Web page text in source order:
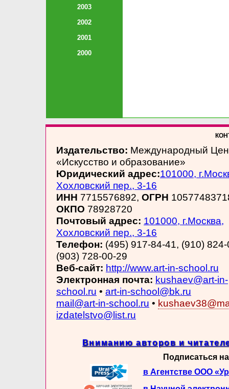
2003
2002
2001
2000
Издательство: Международный
«Искусство и образование»
Юридический адрес:101000,
Хохловский пер., 3-16
ИНН 7715576892, ОГРН
ОКПО 78928720
Почтовый адрес: 101000, г.Москва,
Хохловский пер., 3-16
Телефон: (495) 917-84-41, (910)
(903) 728-00-29
Веб-сайт: http://www.art-in-school.ru
Электронная почта: kushaev@art-in-
school.ru • art-in-school@bk.ru
mail@art-in-school.ru •
izdatelstvo@list.ru
Вниманию авторов и
Подписаться
в Агентстве ООО